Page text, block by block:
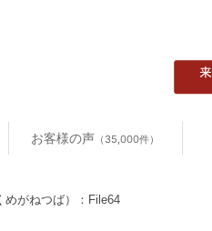
お客様の声 （35,000件）
めがねつば）：File64